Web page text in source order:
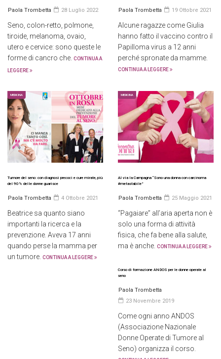
Paola Trombetta 28 Luglio 2022
Seno, colon-retto, polmone,
tiroide, melanoma, ovaio,
utero e cervice: sono queste le
forme di cancro che. CONTINUA A
LEGGERE
Paola Trombetta 19 Ottobre 2021
Alcune ragazze come Giulia
hanno fatto il vaccino contro il
Papilloma virus a 12 anni
perché spronate da mamme.
CONTINUA A LEGGERE
MEDICINA
Tumore del seno: con diagnosi precoci e cure mirate, più
del 90% delle donne guarisce
Paola Trombetta 4 Ottobre 2021
Beatrice sa quanto siano
importanti la ricerca e la
prevenzione. Aveva 17 anni
quando perse la mamma per
un tumore. CONTINUA A LEGGERE
MEDICINA
Al via la Campagna “Sono una donna con carcinoma
#metastabile”
Paola Trombetta 25 Maggio 2021
“Pagaiare” all’aria aperta non è
solo una forma di attività
fisica, che fa bene alla salute,
ma è anche. CONTINUA A LEGGERE
Corso di formazione ANDOS per le donne operate al
seno
Paola Trombetta
23 Novembre 2019
Come ogni anno ANDOS
(Associazione Nazionale
Donne Operate di Tumore al
Seno) organizza il corso.